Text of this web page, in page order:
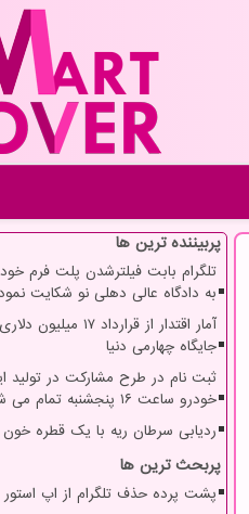
پربیننده ترین ها
تلگرام بابت فیلترشدن پلت فرم
به دادگاه عالی دهلی نو شکایت
آمار اقتدار از قرارداد ۱۷
جایگاه چهارمی دنیا
ثبت نام در طرح مشارکت در تولید
خودرو ساعت ۱۶ پنجشنبه تمام می شود
ردیابی سرطان ریه با یک قطره خون
پربحث ترین ها
پشت پرده حذف تلگرام از اپ استور